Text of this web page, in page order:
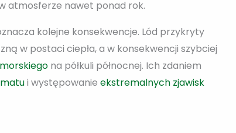
atmosferze nawet ponad rok.
kolejne konsekwencje. Lód przykryty
w postaci ciepła, a w konsekwencji szybciej
na półkuli północnej. Ich zdaniem
i występowanie ekstremalnych zjawisk